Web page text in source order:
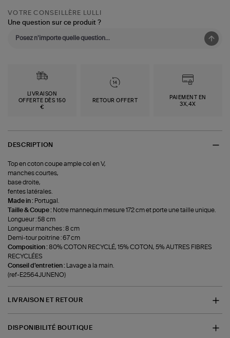
VOTRE CONSEILLÈRE LULLI
Une question sur ce produit ?
LIVRAISON
OFFERTE DÈS 150
€
RETOUR OFFERT
PAIEMENT EN
3X,4X
DESCRIPTION
Top en coton coupe ample col en V,
manches courtes,
base droite,
fentes latérales.
Made in : Portugal.
Taille & Coupe : Notre mannequin mesure 172 cm et porte une taille unique.
Longueur : 58 cm
Longueur manches : 8 cm
Demi-tour poitrine : 67 cm
Composition :80% COTON RECYCLÉ, 15% COTON, 5% AUTRES FIBRES
RECYCLÉES
Conseil d'entretien :
Lavage a la main.
(ref-E2564JUNENO)
LIVRAISON ET RETOUR
DISPONIBILITÉ BOUTIQUE